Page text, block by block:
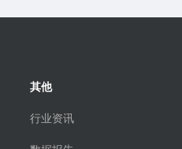
其他
行业资讯